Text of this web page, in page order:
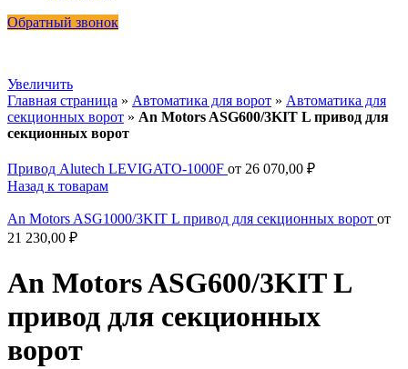
Обратный звонок
Увеличить
Главная страница » Автоматика для ворот » Автоматика для
секционных ворот » An Motors ASG600/3KIT L привод для
секционных ворот
Привод Alutech LEVIGATO-1000F от 26 070,00 ₽
Назад к товарам
An Motors ASG1000/3KIT L привод для секционных ворот от
21 230,00 ₽
An Motors ASG600/3KIT L
привод для секционных
ворот